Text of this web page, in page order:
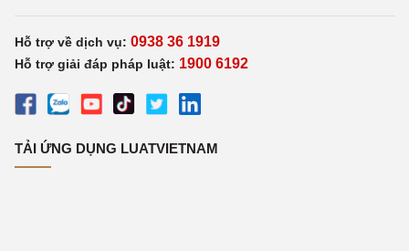
Hỗ trợ về dịch vụ: 0938 36 1919
Hỗ trợ giải đáp pháp luật: 1900 6192
TẢI ỨNG DỤNG LUATVIETNAM